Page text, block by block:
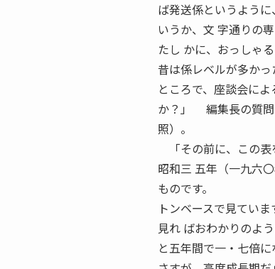
ば発送係というよう
いうか、文 字通りの
たし かに、おっしゃ
昔は係レベルが多かっ
ところで、座談会に
か？」 編集長の質問
照）。
「その前に、この表
昭和三 五年（一九六
ものです。
トンベースで見ていま
見れ ばおわかりのよ
と五年間で一・七倍